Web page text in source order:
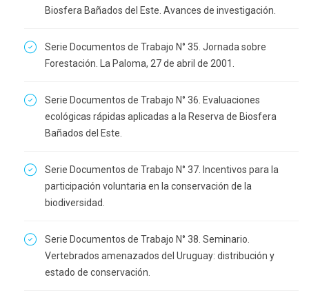
Biosfera Bañados del Este. Avances de investigación.
Serie Documentos de Trabajo N° 35. Jornada sobre
Forestación. La Paloma, 27 de abril de 2001.
Serie Documentos de Trabajo N° 36. Evaluaciones
ecológicas rápidas aplicadas a la Reserva de Biosfera
Bañados del Este.
Serie Documentos de Trabajo N° 37. Incentivos para la
participación voluntaria en la conservación de la
biodiversidad.
Serie Documentos de Trabajo N° 38. Seminario.
Vertebrados amenazados del Uruguay: distribución y
estado de conservación.